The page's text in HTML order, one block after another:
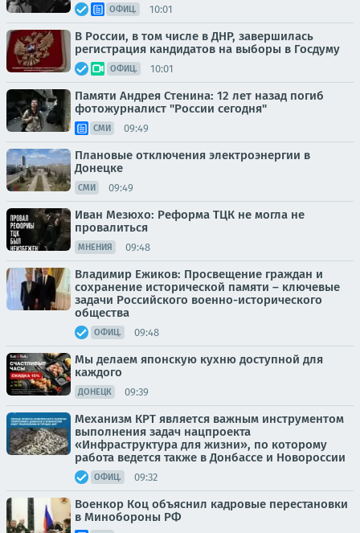
ОФИЦ. 10:01
В России, в том числе в ДНР, завершилась
регистрация кандидатов на выборы в Госдуму
ОФИЦ. 10:01
Памяти Андрея Стенина: 12 лет назад погиб
фотожурналист "России сегодня"
СМИ 09:49
Плановые отключения электроэнергии в
Донецке
СМИ 09:49
Иван Мезюхо: Реформа ТЦК не могла не
провалиться
МНЕНИЯ 09:48
Владимир Ежиков: Просвещение граждан и
сохранение исторической памяти – ключевые
задачи Российского военно-исторического
общества
ОФИЦ. 09:48
Мы делаем японскую кухню доступной для
каждого
ДОНЕЦК 09:39
Механизм КРТ является важным инструментом
выполнения задач нацпроекта
«Инфраструктура для жизни», по которому
работа ведется также в Донбассе и Новороссии
ОФИЦ. 09:32
Военкор Коц объяснил кадровые перестановки
в Минобороны РФ